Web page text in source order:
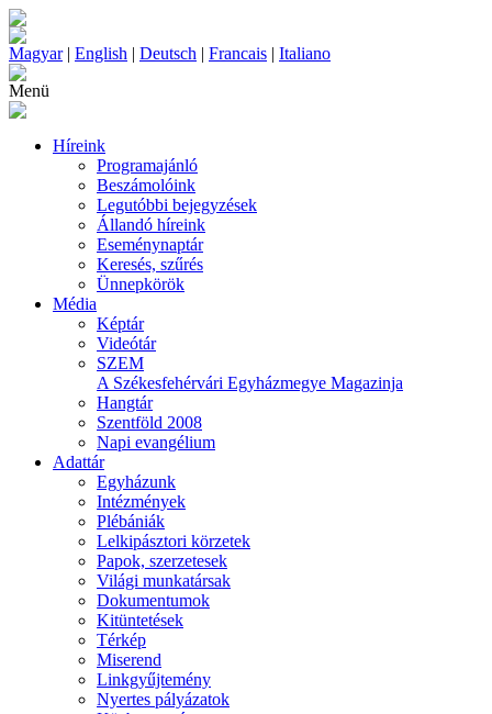
Magyar| English | Deutsch | Francais | Italiano
Menü
Híreink
Programajánló
Beszámolóink
Legutóbbi bejegyzések
Állandó híreink
Eseménynaptár
Keresés, szűrés
Ünnepkörök
Média
Képtár
Videótár
SZEM
A Székesfehérvári Egyházmegye Magazinja
Hangtár
Szentföld 2008
Napi evangélium
Adattár
Egyházunk
Intézmények
Plébániák
Lelkipásztori körzetek
Papok, szerzetesek
Világi munkatársak
Dokumentumok
Kitüntetések
Térkép
Miserend
Linkgyűjtemény
Nyertes pályázatok